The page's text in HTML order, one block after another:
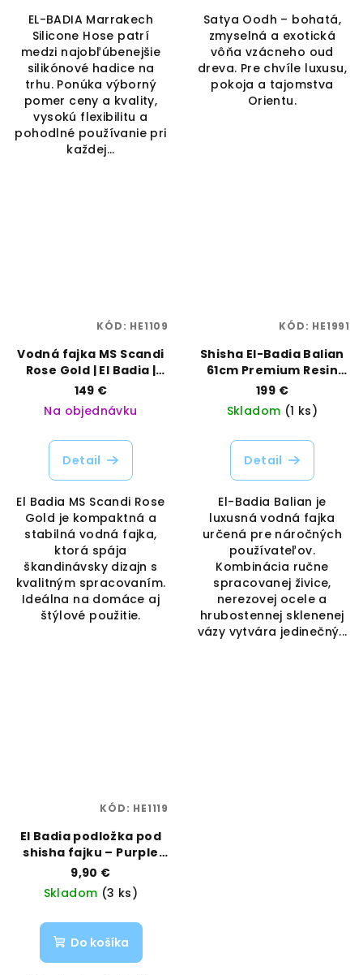
EL-BADIA Marrakech
Silicone Hose patrí
medzi najobľúbenejšie
silikónové hadice na
trhu. Ponúka výborný
pomer ceny a kvality,
vysokú flexibilitu a
pohodlné používanie pri
každej...
Satya Oodh – bohatá,
zmyselná a exotická
vôňa vzácneho oud
dreva. Pre chvíle luxusu,
pokoja a tajomstva
Orientu.
Vodná fajka MS Scandi
Rose Gold | El Badia |
Vaporama
149 €
Na objednávku
Detail
El Badia MS Scandi Rose
Gold je kompaktná a
stabilná vodná fajka,
ktorá spája
škandinávsky dizajn s
kvalitným spracovaním.
Ideálna na domáce aj
štýlové použitie.
KÓD: HE1109
Shisha El-Badia Balian
61cm Premium Resin
Edition | EL BADIA |
VAPORAMA
199 €
Skladom (1 ks)
Detail
El-Badia Balian je
luxusná vodná fajka
určená pre náročných
používateľov.
Kombinácia ručne
spracovanej živice,
nerezovej ocele a
hrubostennej sklenenej
vázy vytvára jedinečný...
KÓD: HE1991
El Badia podložka pod
shisha fajku – Purple
Brnt | Štýlová ochrana
pre tvoju shishu |
Vaporama
9,90 €
Skladom (3 ks)
Do košíka
KÓD: HE1119